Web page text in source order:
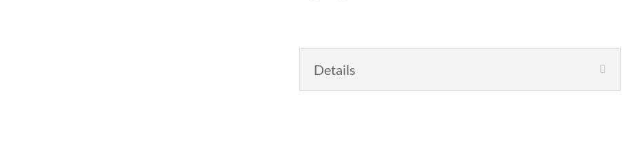
Details